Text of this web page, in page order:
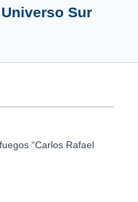
Universo Sur
“Carlos Rafael